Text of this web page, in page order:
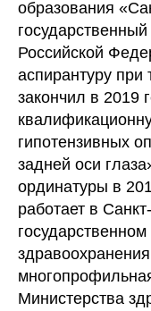
образования
Российской
аспирантуру
закончил в 2019
гипотензивных
задней оси
ординатуры в
работает в
Министерства